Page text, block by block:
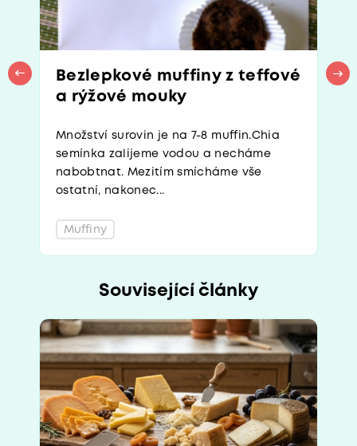
Bezlepkové muffiny z teffové
a rýžové mouky
Množství surovin je na 7-8 muffin.Chia
semínka zalijeme vodou a necháme
nabobtnat. Mezitím smícháme vše
ostatní, nakonec...
Muffiny
Související články